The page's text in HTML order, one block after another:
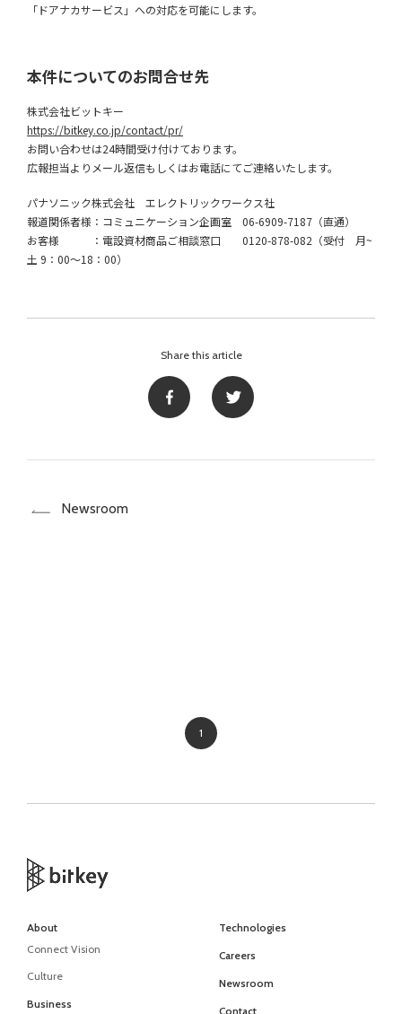
「ドアナカサービス」への対応を可能にします。
本件についてのお問合せ先
株式会社ビットキー
https://bitkey.co.jp/contact/pr/
お問い合わせは24時間受け付けております。
広報担当よりメール返信もしくはお電話にてご連絡いたします。
パナソニック株式会社 エレクトリックワークス社
報道関係者様：コミュニケーション企画室 06-6909-7187（直通）
お客様 ：電設資材商品ご相談窓口 0120-878-082（受付 月~
土 9：00～18：00）
Share this article
Newsroom
1
About
Connect Vision
Culture
Business
Technologies
Careers
Newsroom
Contact